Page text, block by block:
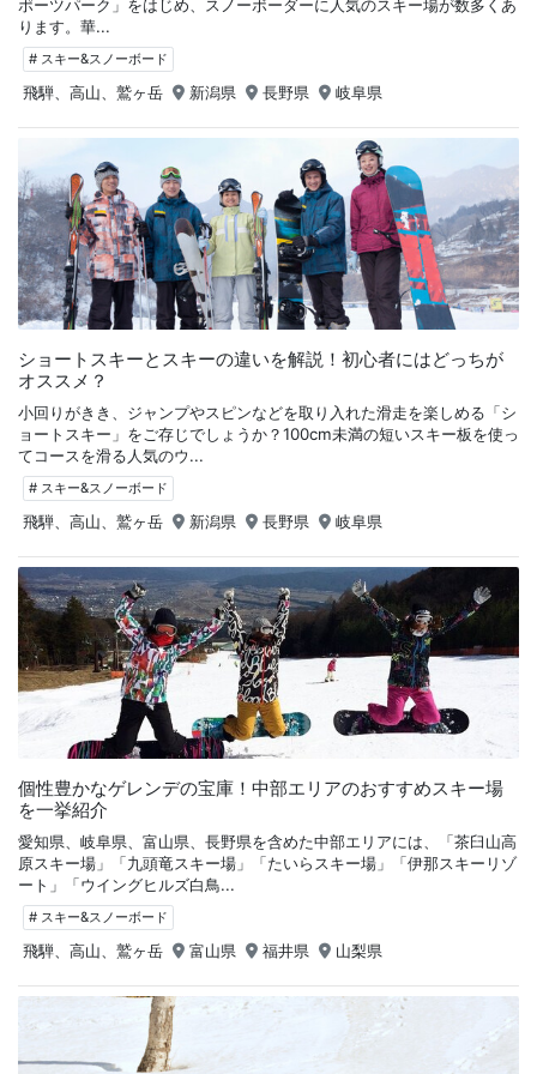
ポーツパーク」をはじめ、スノーボーダーに人気のスキー場が数多くあ
ります。華...
# スキー&スノーボード
飛騨、高山、鷲ヶ岳 新潟県 長野県 岐阜県
ショートスキーとスキーの違いを解説！初心者にはどっちが
オススメ？
小回りがきき、ジャンプやスピンなどを取り入れた滑走を楽しめる「シ
ョートスキー」をご存じでしょうか？100cm未満の短いスキー板を使っ
てコースを滑る人気のウ...
# スキー&スノーボード
飛騨、高山、鷲ヶ岳 新潟県 長野県 岐阜県
個性豊かなゲレンデの宝庫！中部エリアのおすすめスキー場
を一挙紹介
愛知県、岐阜県、富山県、長野県を含めた中部エリアには、「茶臼山高
原スキー場」「九頭竜スキー場」「たいらスキー場」「伊那スキーリゾ
ート」「ウイングヒルズ白鳥...
# スキー&スノーボード
飛騨、高山、鷲ヶ岳 富山県 福井県 山梨県